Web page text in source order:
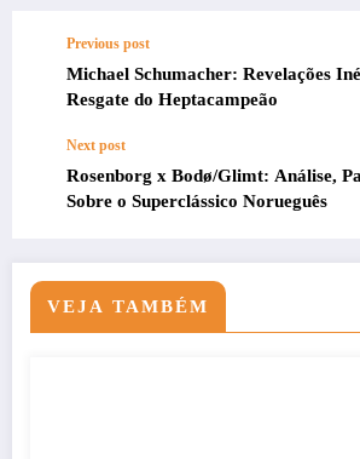
Previous post
Michael Schumacher: Revelações
Resgate do Heptacampeão
Next post
Rosenborg x Bodø/Glimt: Análise,
Sobre o Superclássico Norueguês
VEJA TAMBÉM